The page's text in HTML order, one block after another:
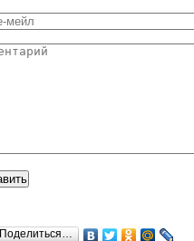
Поделиться…